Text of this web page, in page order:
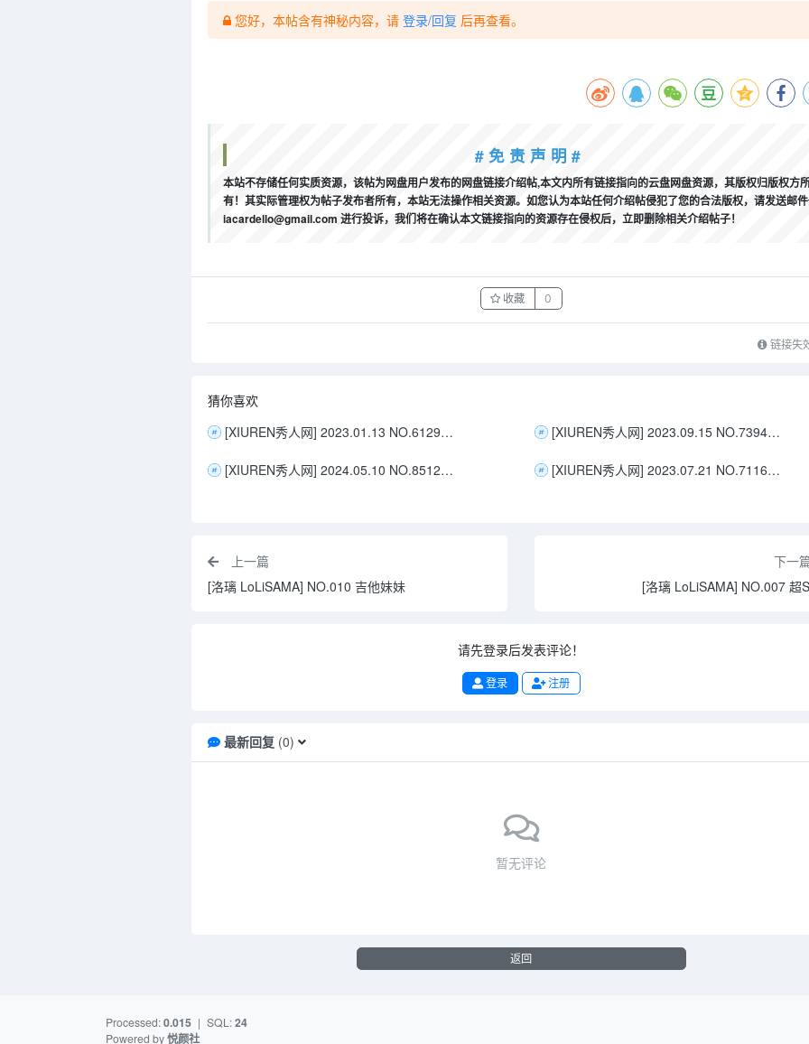
您好，本帖含有神秘内容，请 登录/回复 后再查看。
# 免 责 声 明 #
本站不存储任何实质资源，该帖为网盘用户发布的网盘链接介绍帖,本文内所有链接指向的云盘网盘资源，其版权归版权方
有！其实际管理权为帖子发布者所有，本站无法操作相关资源。如您认为本站任何介绍帖侵犯了您的合法版权，请发送邮
iacardello@gmail.com 进行投诉，我们将在确认本文链接指向的资源存在侵权后，立即删除相关介绍帖子！
收藏 0
链接失
猜你喜欢
[XIUREN秀人网] 2023.01.13 NO.6129 laura阿姣
[XIUREN秀人网] 2023.09.15 NO.7394 laura阿姣
[XIUREN秀人网] 2024.05.10 NO.8512 laura阿姣 [XIUREN秀人网] 2023.07.21 NO.7116 laura阿姣
上一篇
[洛璃 LoLiSAMA] NO.010 吉他妹妹
下一
[洛璃 LoLiSAMA] NO.007 超
请先登录后发表评论！
登录 注册
最新回复(0)
暂无评论
返回
Processed:0.015 | SQL:24
Powered by悦颜社